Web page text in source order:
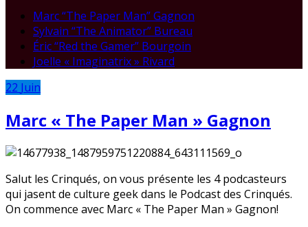
Marc “The Paper Man” Gagnon
Sylvain “The Animator” Bureau
Éric “Red the Gamer” Bourgoin
Joelle « Imaginatrix » Rivard
22 Juin
Marc « The Paper Man » Gagnon
Salut les Crinqués, on vous présente les 4 podcasteurs
qui jasent de culture geek dans le Podcast des Crinqués.
On commence avec Marc « The Paper Man » Gagnon!